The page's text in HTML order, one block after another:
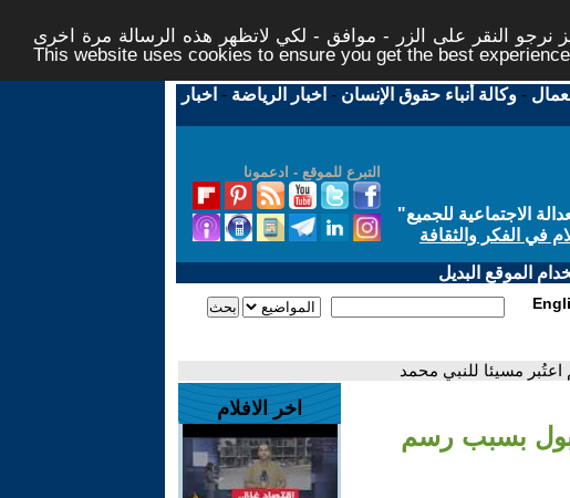
نرجو النقر على الزر - موافق - لكي لاتظهر هذه الرسالة مرة اخرى -
This website uses cookies to ensure you get the best
-وكالة أنباء حقوق الإنسان - اخبار الرياضة - اخبار
التبرع للموقع - ادعمونا
الاجتماعية للجميع"
في الفكر والثقافة
الموقع البديل
مسيئا للنبي محمد
بسبب رسم
اخر الافلام